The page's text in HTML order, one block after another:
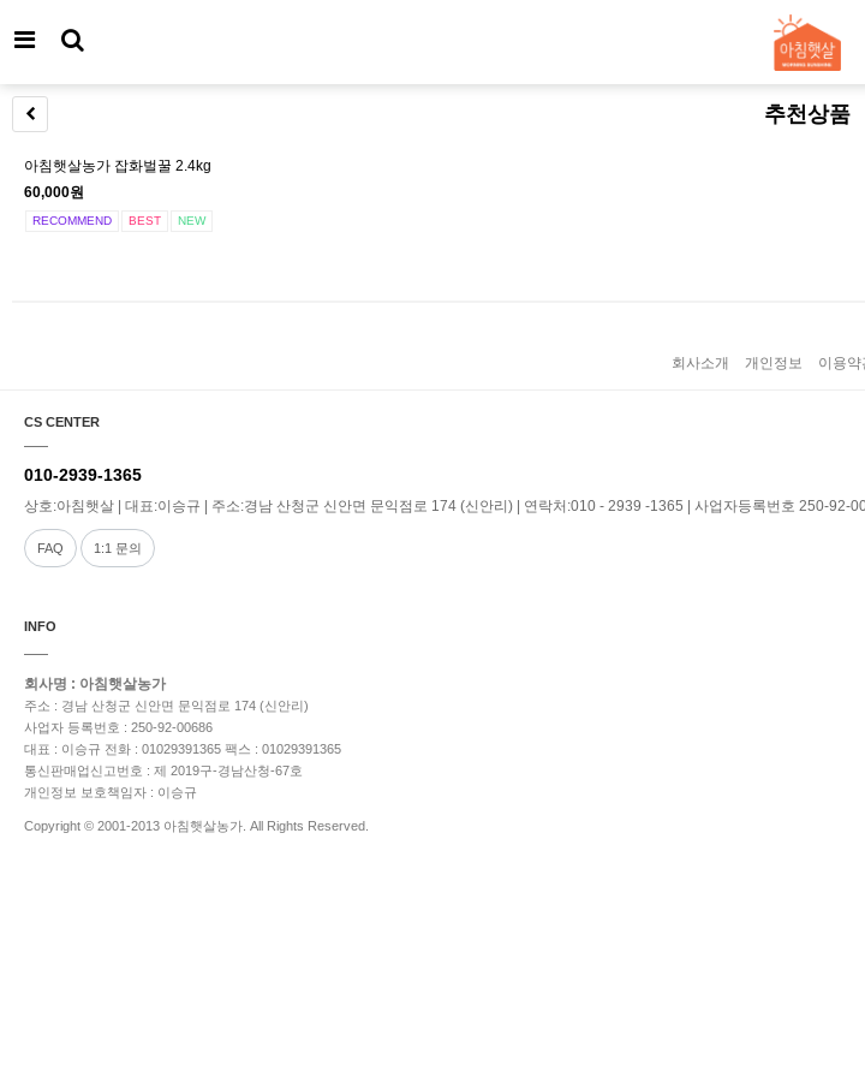
추천상품
아침햇살농가 잡화벌꿀 2.4kg
60,000원
RECOMMEND BEST NEW
회사소개 개인정보 이용약
CS CENTER
010-2939-1365
상호:아침햇살 | 대표:이승규 | 주소:경남 산청군 신안면 문익점로 174 (신안리) | 연락처:010 - 2939 -1365 | 사업자등록번호 250-
FAQ 1:1 문의
INFO
회사명 : 아침햇살농가
주소 : 경남 산청군 신안면 문익점로 174 (신안리)
사업자 등록번호 : 250-92-00686
대표 : 이승규 전화 : 01029391365 팩스 : 01029391365
통신판매업신고번호 : 제 2019구-경남산청-67호
개인정보 보호책임자 : 이승규
Copyright © 2001-2013 아침햇살농가. All Rights Reserved.